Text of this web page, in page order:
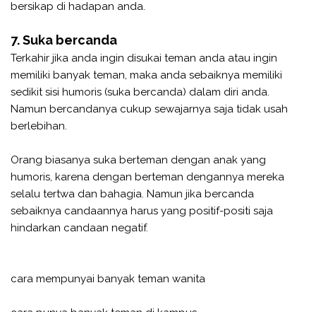
bersikap di hadapan anda.
7. Suka bercanda
Terkahir jika anda ingin disukai teman anda atau ingin
memiliki banyak teman, maka anda sebaiknya memiliki
sedikit sisi humoris (suka bercanda) dalam diri anda.
Namun bercandanya cukup sewajarnya saja tidak usah
berlebihan.
Orang biasanya suka berteman dengan anak yang
humoris, karena dengan berteman dengannya mereka
selalu tertwa dan bahagia. Namun jika bercanda
sebaiknya candaannya harus yang positif-positi saja
hindarkan candaan negatif.
cara mempunyai banyak teman wanita